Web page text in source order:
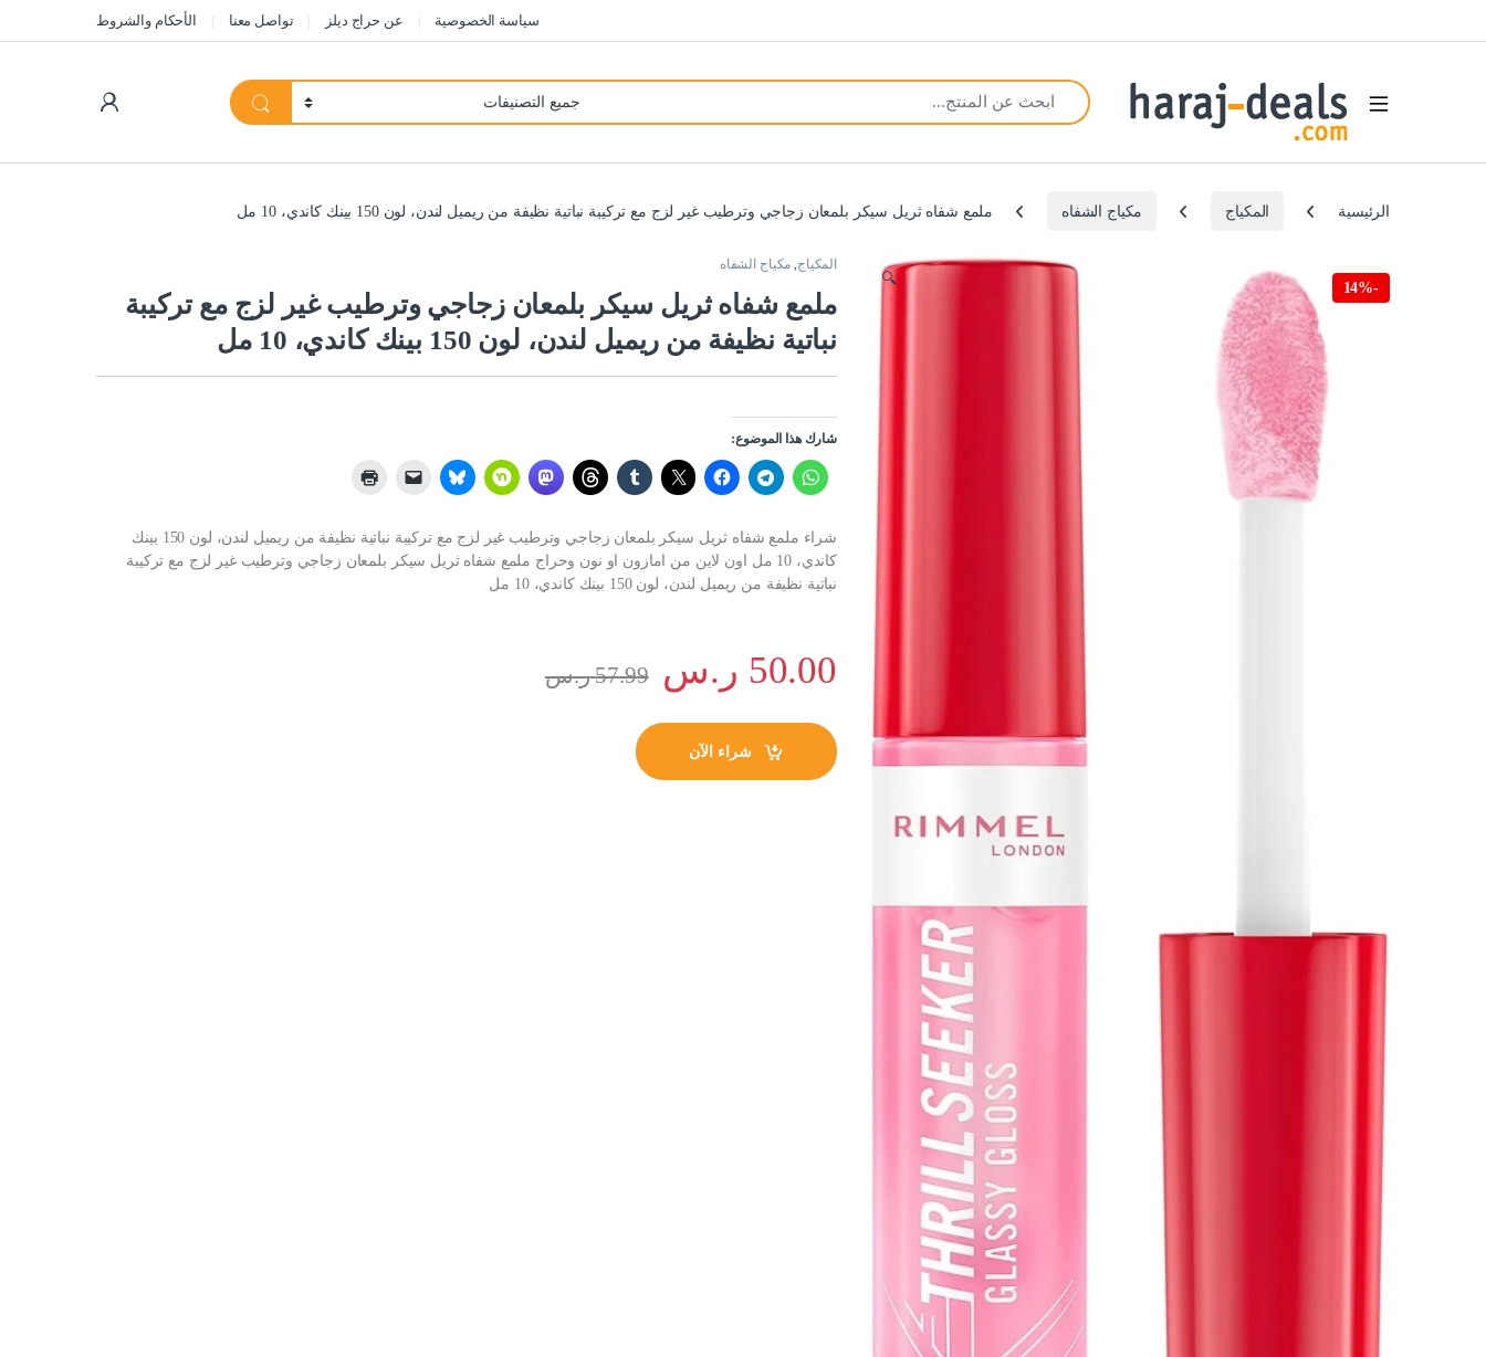
سياسة الخصوصية عن حراج ديلز تواصل معنا الأحكام والشروط
Open
Search for:
الرئيسية المكياج مكياج الشفاه ملمع شفاه ثريل سيكر بلمعان زجاجي وترطيب غير لزج مع تركيبة نباتية نظيفة من ريميل لندن، لون 150 بينك كاندي، 10 مل
-
14%
🔍
المكياج, مكياج الشفاه
ملمع شفاه ثريل سيكر بلمعان زجاجي وترطيب غير لزج مع تركيبة
نباتية نظيفة من ريميل لندن، لون 150 بينك كاندي، 10 مل
شارك هذا الموضوع:
شراء ملمع شفاه ثريل سيكر بلمعان زجاجي وترطيب غير لزج مع تركيبة نباتية نظيفة من ريميل لندن، لون 150 بينك
كاندي، 10 مل اون لاين من امازون او نون وحراج ملمع شفاه ثريل سيكر بلمعان زجاجي وترطيب غير لزج مع تركيبة
نباتية نظيفة من ريميل لندن، لون 150 بينك كاندي، 10 مل
50.00 ر.س 57.99 ر.س
شراء الآن